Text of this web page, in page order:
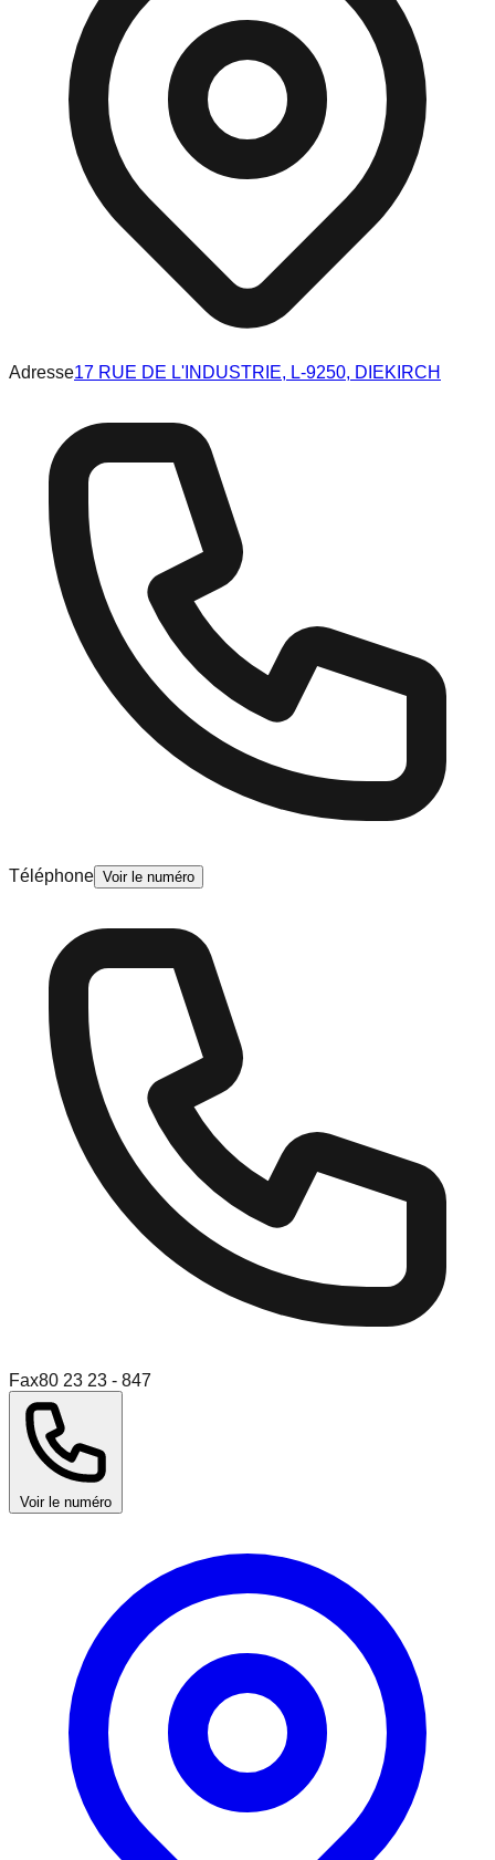
Adresse17 RUE DE L'INDUSTRIE, L-9250, DIEKIRCH
Téléphone Voir le numéro
Fax80 23 23 - 847
Voir le numéro